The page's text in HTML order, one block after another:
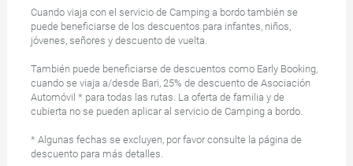
Cuando viaja con el servicio de Camping a bordo también se
puede beneficiarse de los descuentos para infantes, niños,
jóvenes, señores y descuento de vuelta.
También puede beneficiarse de descuentos como Early Booking,
cuando se viaja a/desde Bari, 25% de descuento de Asociación
Automóvil * para todas las rutas. La oferta de familia y de
cubierta no se pueden aplicar al servicio de Camping a bordo.
* Algunas fechas se excluyen, por favor consulte la página de
descuento para más detalles.